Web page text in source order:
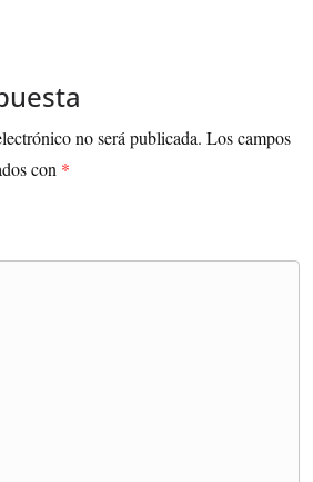
no será publicada. Los campos
con *